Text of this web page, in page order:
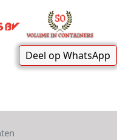
Deel op WhatsApp